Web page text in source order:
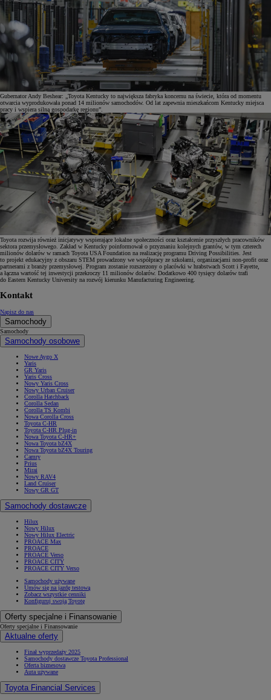
Gubernator Andy Beshear: „Toyota Kentucky to największa fabryka koncernu na świecie, która od momentu
otwarcia wyprodukowała ponad 14 milionów samochodów. Od lat zapewnia mieszkańcom Kentucky miejsca
pracy i wspiera silną gospodarkę regionu”.
Toyota rozwija również inicjatywy wspierające lokalne społeczności oraz kształcenie przyszłych pracowników
sektora przemysłowego. Zakład w Kentucky poinformował o przyznaniu kolejnych grantów, w tym czterech
milionów dolarów w ramach Toyota USA Foundation na realizację programu Driving Possibilities. Jest
to projekt edukacyjny z obszaru STEM prowadzony we współpracy ze szkołami, organizacjami non-profit oraz
partnerami z branży przemysłowej. Program zostanie rozszerzony o placówki w hrabstwach Scott i Fayette,
a łączna wartość tej inwestycji przekroczy 11 milionów dolarów. Dodatkowo 400 tysięcy dolarów trafi
do Eastern Kentucky University na rozwój kierunku Manufacturing Engineering.
Kontakt
Napisz do nas
Samochody
Samochody
Samochody osobowe
Nowe Aygo X
Yaris
GR Yaris
Yaris Cross
Nowy Yaris Cross
Nowy Urban Cruiser
Corolla Hatchback
Corolla Sedan
Corolla TS Kombi
Nowa Corolla Cross
Toyota C-HR
Toyota C-HR Plug-in
Nowa Toyota C-HR+
Nowa Toyota bZ4X
Nowa Toyota bZ4X Touring
Camry
Prius
Mirai
Nowy RAV4
Land Cruiser
Nowy GR GT
Samochody dostawcze
Hilux
Nowy Hilux
Nowy Hilux Electric
PROACE Max
PROACE
PROACE Verso
PROACE CITY
PROACE CITY Verso
Samochody używane
Umów się na jazdę testową
Zobacz wszystkie cenniki
Konfiguruj swoją Toyotę
Oferty specjalne i Finansowanie
Oferty specjalne i Finansowanie
Aktualne oferty
Finał wyprzedaży 2025
Samochody dostawcze Toyota Professional
Oferta biznesowa
Auta używane
Toyota Financial Services